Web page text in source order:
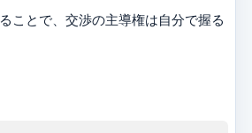
ことで、交渉の主導権は自分で握る